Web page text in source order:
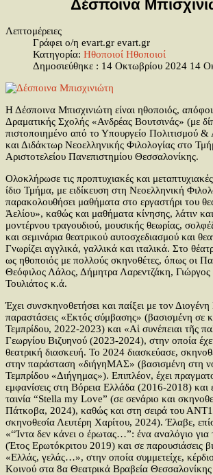
Δέσποινα
Λεπτομέρειες
Γράφει ο/η evart.gr evart.gr
Κατηγορία: Ηθοποιοί Ηθοποιοί
Δημοσιεύθηκε : 14 Οκτωβρίου 2024 14
Η Δέσποινα Μπισχινιώτη είναι ηθοποιός,
Δραματικής Σχολής «Ανδρέας Βουτσινάς» (με
πιστοποιημένο από το Υπουργείο Πολιτισμού
και Διδάκτωρ Νεοελληνικής Φιλολογίας στο
Αριστοτελείου Πανεπιστημίου Θεσσαλονίκης.
Ολοκλήρωσε τις προπτυχιακές και
ίδιο Τμήμα, με ειδίκευση στη Νεοελληνική
παρακολουθήσει μαθήματα στο εργαστήρι του
Ἀελίου», καθώς και μαθήματα κίνησης, λάτιν
μοντέρνου τραγουδιού, μουσικής θεωρίας,
και σεμινάρια θεατρικού αυτοσχεδιασμού και
Γνωρίζει αγγλικά, γαλλικά και ιταλικά. Στο
ως ηθοποιός με πολλούς σκηνοθέτες, όπως οι
Θεόφιλος Λάλος, Δήμητρα Λαρεντζάκη, Γιώργος
Τουλιάτος κ.ά.
Έχει συνσκηνοθετήσει και παίξει με τον Διογένη
παραστάσεις «Εκτός σύμβασης» (βασισμένη σε
Τεμπρίδου, 2022-2023) και «Αἱ συνέπειαι τῆς
Γεωργίου Βιζυηνού (2023-2024), στην οποία
θεατρική διασκευή. Το 2024 διασκεύασε,
στην παράσταση «διήγηΜΑΣ» (βασισμένη στη
Τεμπρίδου «Διήγημας»). Επιπλέον, έχει
εμφανίσεις στη Βόρεια Ελλάδα (2016-2018) και
ταινία “Stella my Love” (σε σενάριο και
Πάτκοβα, 2024), καθώς και στη σειρά του
σκηνοθεσία Λευτέρη Χαρίτου, 2024). Έλαβε,
«“Ίντα δεν κάνει ο έρωτας…”: ένα αναλόγιο για
(Έτος Ερωτόκριτου 2019) και σε παρουσιάσεις
«Ελλάς, γελάς…», στην οποία συμμετείχε,
Κοινού στα 8α Θεατρικά Βραβεία